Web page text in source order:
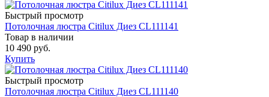
Быстрый просмотр
Потолочная люстра Citilux Диез CL111141
Товар в наличии
10 490 руб.
Купить
Быстрый просмотр
Потолочная люстра Citilux Диез CL111140